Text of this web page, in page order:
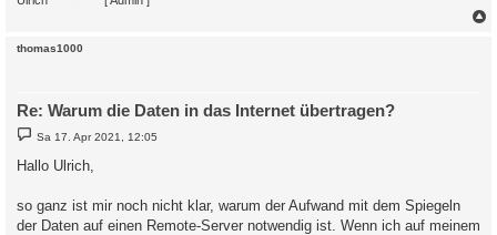
thomas1000
Re: Warum die Daten in das Internet übertragen?
B
e
i
t
g
Sa 17. Apr 2021, 12:05
Hallo Ulrich,
so ganz ist mir noch nicht klar, warum der Aufwand mit dem Spiegeln
der Daten auf einen Remote-Server notwendig ist. Wenn ich auf meinem